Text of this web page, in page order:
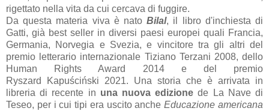
rigettato nella vita da cui cercava di fuggire.
Da questa materia viva è natoBilal, il libro d'inchiesta di
Gatti, già best seller in diversi paesi europei quali Francia,
Germania, Norvegia e Svezia, e vincitore tra gli altri del
premio letterario internazionale Tiziano Terzani 2008, dello
Human Rights Award 2014 e del premio
Ryszard
Kapuściński 2021. Una storia che è arrivata in
libreria di recente in una nuova edizione de La Nave di
Teseo, per i cui tipi era uscito ancheEducazione americana